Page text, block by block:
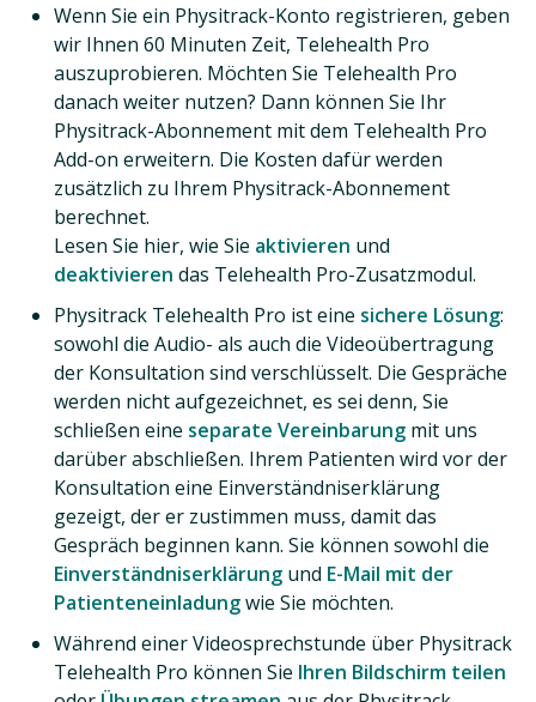
Wenn Sie ein Physitrack-Konto registrieren, geben
wir Ihnen 60 Minuten Zeit, Telehealth Pro
auszuprobieren. Möchten Sie Telehealth Pro
danach weiter nutzen? Dann können Sie Ihr
Physitrack-Abonnement mit dem Telehealth Pro
Add-on erweitern. Die Kosten dafür werden
zusätzlich zu Ihrem Physitrack-Abonnement
berechnet.
Lesen Sie hier, wie Sie aktivieren und
deaktivieren das Telehealth Pro-Zusatzmodul.
Physitrack Telehealth Pro ist eine sichere Lösung:
sowohl die Audio- als auch die Videoübertragung
der Konsultation sind verschlüsselt. Die Gespräche
werden nicht aufgezeichnet, es sei denn, Sie
schließen eine separate Vereinbarung mit uns
darüber abschließen. Ihrem Patienten wird vor der
Konsultation eine Einverständniserklärung
gezeigt, der er zustimmen muss, damit das
Gespräch beginnen kann. Sie können sowohl die
Einverständniserklärung und E-Mail mit der
Patienteneinladungwie Sie möchten.
Während einer Videosprechstunde über Physitrack
Telehealth Pro können Sie Ihren Bildschirm teilen